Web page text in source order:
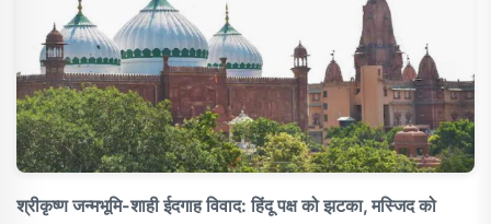
श्रीकृष्ण जन्मभूमि-शाही ईदगाह विवाद: हिंदू पक्ष को झटका, मस्जिद को